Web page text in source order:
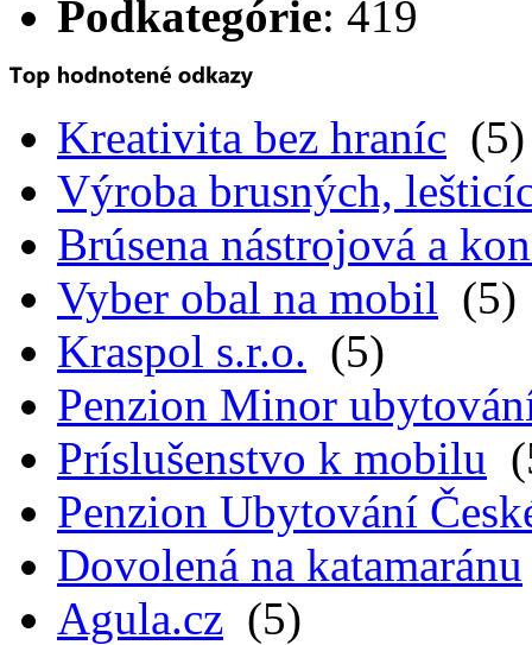
Podkategórie: 419
Kreativita bez hraníc (5)
Výroba brusných,
Brúsena nástrojová a
Vyber obal na mobil (5)
Kraspol s.r.o. (5)
Penzion Minor
Príslušenstvo k mobilu
Penzion Ubytování
Dovolená na katamaránu
Agula.cz (5)